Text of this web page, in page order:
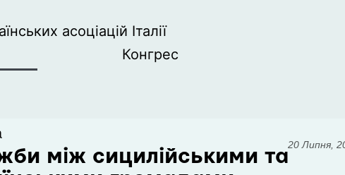
асоціацій Італії
Конгрес
20 Липня,
між сицилійськими та